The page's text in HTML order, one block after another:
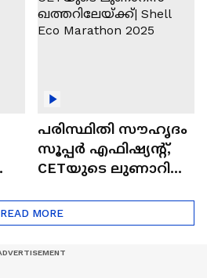
പരിസ്ഥിതി സൗഹൃദം
സൂപ്പർ എഫിഷ്യന്റ്,
CETയുടെ ലുണാറിസ്
Eco Marathon 2025
READ MORE